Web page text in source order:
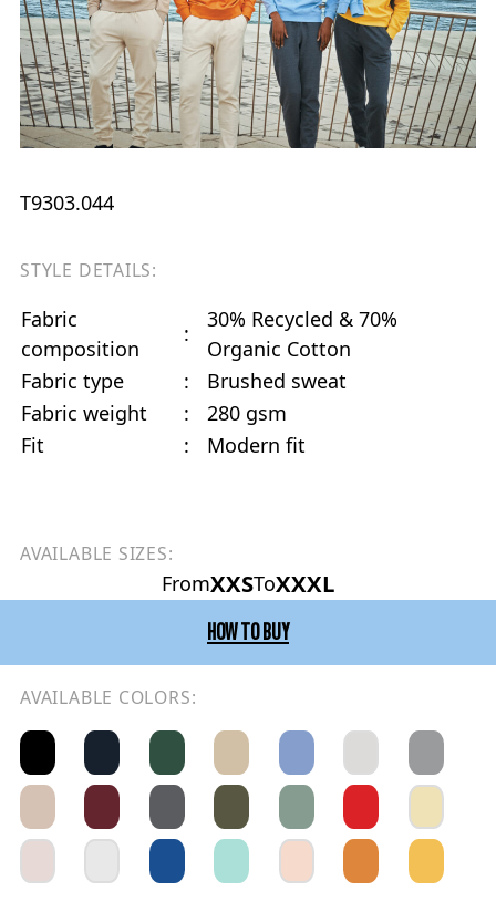
T9303.044
STYLE DETAILS:
Fabric
composition
:
30% Recycled & 70%
Organic Cotton
Fabric type
:
Brushed sweat
Fabric weight
:
280 gsm
Fit
: Modern fit
AVAILABLE SIZES:
FromXXSToXXXL
HOW TO BUY
AVAILABLE COLORS: